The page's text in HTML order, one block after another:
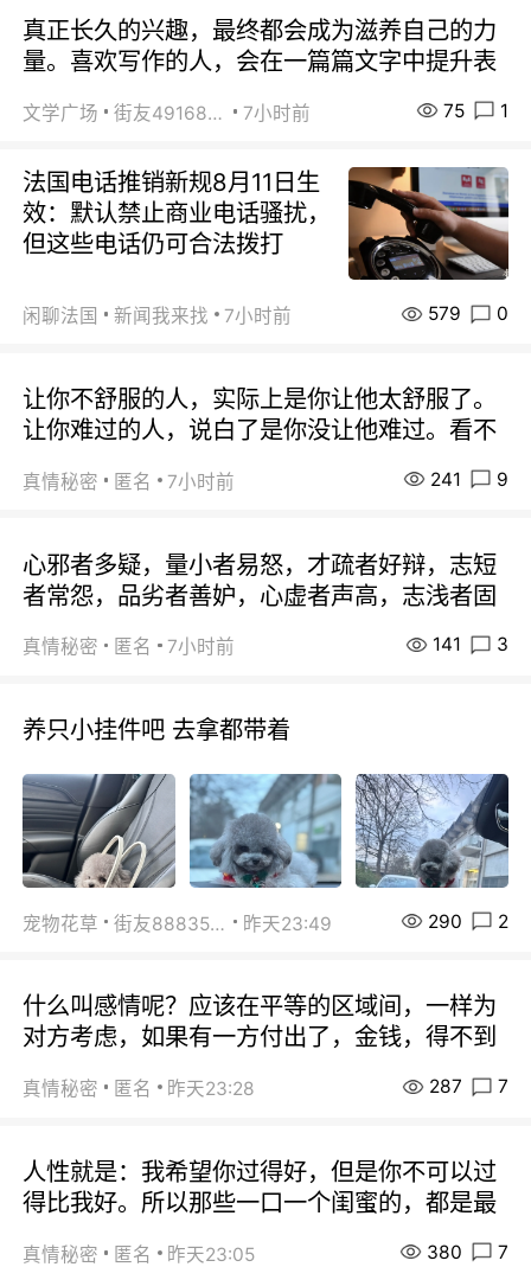
真正长久的兴趣，最终都会成为滋养自己的力
量。喜欢写作的人，会在一篇篇文字中提升表
文学广场 街友49168527 7小时前 75 1
法国电话推销新规8月11日生
效：默认禁止商业电话骚扰，
但这些电话仍可合法拨打
闲聊法国 新闻我来找 7小时前 579 0
让你不舒服的人，实际上是你让他太舒服了。
让你难过的人，说白了是你没让他难过。看不
真情秘密 匿名 7小时前 241 9
心邪者多疑，量小者易怒，才疏者好辩，志短
者常怨，品劣者善妒，心虚者声高，志浅者固
真情秘密 匿名 7小时前 141 3
养只小挂件吧 去拿都带着
宠物花草 街友88835518 昨天23:49 290 2
什么叫感情呢？应该在平等的区域间，一样为
对方考虑，如果有一方付出了，金钱，得不到
真情秘密 匿名 昨天23:28 287 7
人性就是：我希望你过得好，但是你不可以过
得比我好。所以那些一口一个闺蜜的，都是最
真情秘密 匿名 昨天23:05 380 7